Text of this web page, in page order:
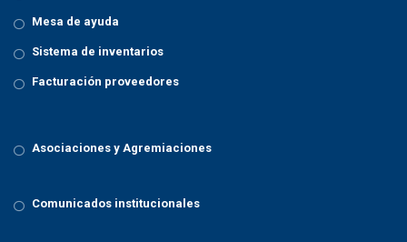
Mesa de ayuda
Sistema de inventarios
Facturación proveedores
Asociaciones y Agremiaciones
Comunicados institucionales